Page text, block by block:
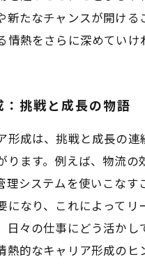
新たなチャンスが開け
熱をさらに深めていけ
挑戦と成長の物語
形成は、挑戦と成長の
ります。例えば、物流
理システムを使いこな
になり、これによって
日々の仕事にどう活か
的なキャリア形成のヒ